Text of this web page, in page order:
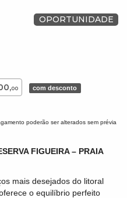
OPORTUNIDADE
00 com desconto
poderão ser alterados sem prévia
FIGUEIRA – PRAIA
mais desejados do litoral
o equilíbrio perfeito